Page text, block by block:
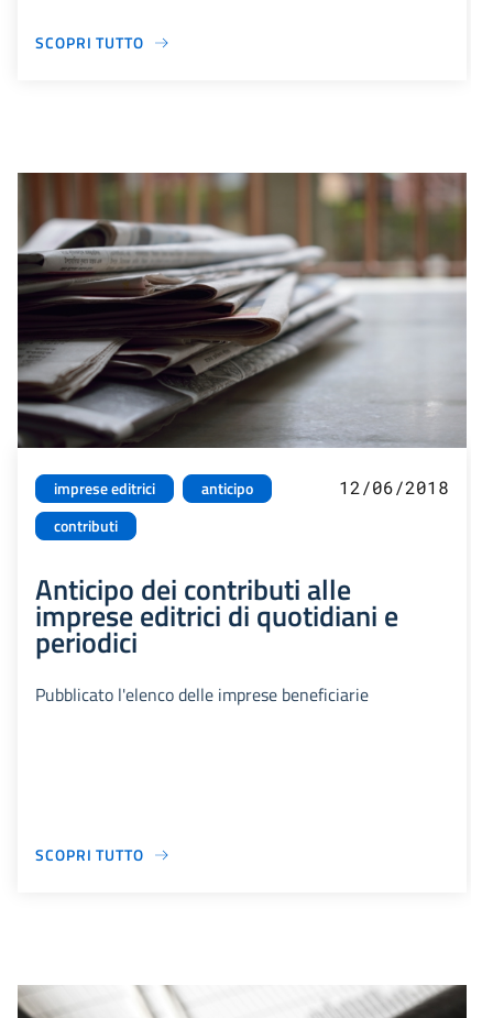
SCOPRI TUTTO
imprese editrici
anticipo
contributi
12/06/2018
Anticipo dei contributi alle
imprese editrici di quotidiani e
periodici
Pubblicato l'elenco delle imprese beneficiarie
SCOPRI TUTTO